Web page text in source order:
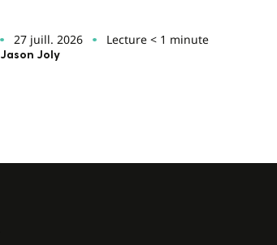
27 juill. 2026 Lecture < 1 minute
Jason Joly